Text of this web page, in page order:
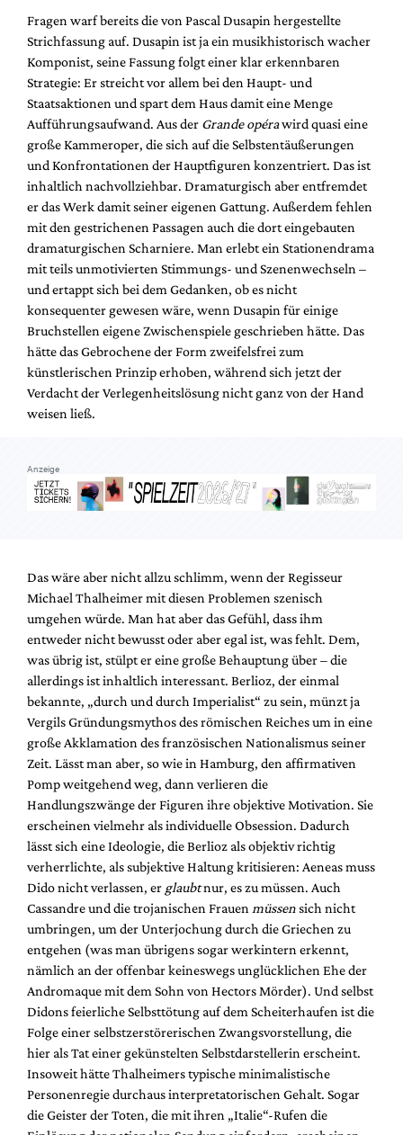
Fragen warf bereits die von Pascal Dusapin hergestellte
Strichfassung auf. Dusapin ist ja ein musikhistorisch wacher
Komponist, seine Fassung folgt einer klar erkennbaren
Strategie: Er streicht vor allem bei den Haupt- und
Staatsaktionen und spart dem Haus damit eine Menge
Aufführungsaufwand. Aus der Grande opérawird quasi eine
große Kammeroper, die sich auf die Selbstentäußerungen
und Konfrontationen der Hauptfiguren konzentriert. Das ist
inhaltlich nachvollziehbar. Dramaturgisch aber entfremdet
er das Werk damit seiner eigenen Gattung. Außerdem fehlen
mit den gestrichenen Passagen auch die dort eingebauten
dramaturgischen Scharniere. Man erlebt ein Stationendrama
mit teils unmotivierten Stimmungs- und Szenenwechseln –
und ertappt sich bei dem Gedanken, ob es nicht
konsequenter gewesen wäre, wenn Dusapin für einige
Bruchstellen eigene Zwischenspiele geschrieben hätte. Das
hätte das Gebrochene der Form zweifelsfrei zum
künstlerischen Prinzip erhoben, während sich jetzt der
Verdacht der Verlegenheitslösung nicht ganz von der Hand
weisen ließ.
Anzeige
Das wäre aber nicht allzu schlimm, wenn der Regisseur
Michael Thalheimer mit diesen Problemen szenisch
umgehen würde. Man hat aber das Gefühl, dass ihm
entweder nicht bewusst oder aber egal ist, was fehlt. Dem,
was übrig ist, stülpt er eine große Behauptung über – die
allerdings ist inhaltlich interessant. Berlioz, der einmal
bekannte, „durch und durch Imperialist“ zu sein, münzt ja
Vergils Gründungsmythos des römischen Reiches um in eine
große Akklamation des französischen Nationalismus seiner
Zeit. Lässt man aber, so wie in Hamburg, den affirmativen
Pomp weitgehend weg, dann verlieren die
Handlungszwänge der Figuren ihre objektive Motivation. Sie
erscheinen vielmehr als individuelle Obsession. Dadurch
lässt sich eine Ideologie, die Berlioz als objektiv richtig
verherrlichte, als subjektive Haltung kritisieren: Aeneas muss
Dido nicht verlassen, er glaubtnur, es zu müssen. Auch
Cassandre und die trojanischen Frauen müssensich nicht
umbringen, um der Unterjochung durch die Griechen zu
entgehen (was man übrigens sogar werkintern erkennt,
nämlich an der offenbar keineswegs unglücklichen Ehe der
Andromaque mit dem Sohn von Hectors Mörder). Und selbst
Didons feierliche Selbsttötung auf dem Scheiterhaufen ist die
Folge einer selbstzerstörerischen Zwangsvorstellung, die
hier als Tat einer gekünstelten Selbstdarstellerin erscheint.
Insoweit hätte Thalheimers typische minimalistische
Personenregie durchaus interpretatorischen Gehalt. Sogar
die Geister der Toten, die mit ihren „Italie“-Rufen die